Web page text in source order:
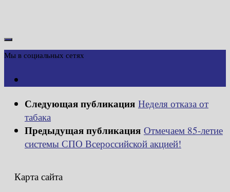
Мы в социальных сетях
Следующая публикация Неделя отказа от
табака
Предыдущая публикация Отмечаем 85-летие
системы СПО Всероссийской акцией!
Карта сайта